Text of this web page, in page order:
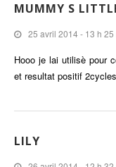
MUMMY S
25 avril 2014 - 13 h 25
Hooo je lai utilisè pour
et resultat positif
LILY